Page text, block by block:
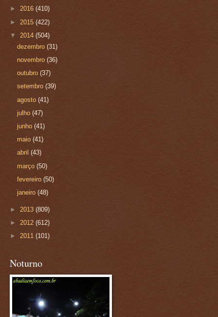
► 2016 (410)
► 2015 (422)
▼ 2014 (504)
dezembro(31)
novembro(36)
outubro(37)
setembro(39)
agosto(41)
julho(47)
junho(41)
maio(41)
abril(43)
março(50)
fevereiro(50)
janeiro(48)
► 2013 (809)
► 2012 (612)
► 2011 (101)
Noturno